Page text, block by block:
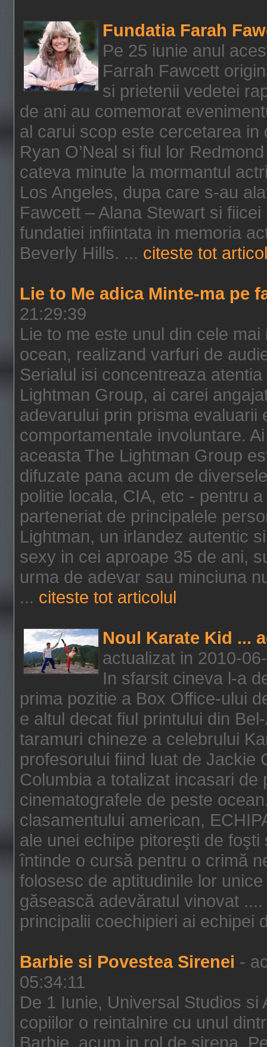
Fundatia Farah
Pe 25 iunie anul
Farrah Fawcett
si prietenii vedetei
de ani au comemorat
al carui scop este cercetarea
Ryan O’Neal si fiul lor
cateva minute la mormantul
Los Angeles, dupa care s-au
Fawcett – Alana Stewart si fiicei
fundatiei infiintata in memoria
Beverly Hills. ... citeste tot
Lie to Me adica Minte-ma pe
21:29:39
Lie to me este unul din cele
ocean, realizand varfuri de
Serialul isi concentreaza
Lightman Group, ai carei
adevarului prin prisma evaluarii
comportamentale involuntare.
aceasta The Lightman Group
difuzate pana acum de
politie locala, CIA, etc - pentru
parteneriat de principalele
Lightman, un irlandez autentic
sexy in cei aproape 35 de ani,
urma de adevar sau minciuna
... citeste tot articolul
Noul Karate Kid ...
actualizat in 2010-
In sfarsit cineva l-a
prima pozitie a Box Office-ului
e altul decat fiul printului din
taramuri chineze a celebrului
profesorului fiind luat de Jackie
Columbia a totalizat incasari
cinematografele de peste
clasamentului american,
ale unei echipe pitoreşti de
întinde o cursă pentru o crimă
folosesc de aptitudinile lor
găsească adevăratul vinovat
principalii coechipieri ai echipei
Barbie si Povestea Sirenei -
05:34:11
De 1 Iunie, Universal Studios si
copiilor o reintalnire cu unul
Barbie, acum in rol de sirena.